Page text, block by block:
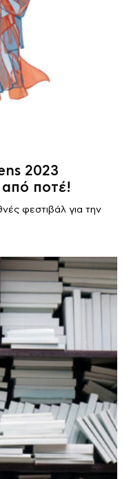
2023
από ποτέ!
φεστιβάλ για την